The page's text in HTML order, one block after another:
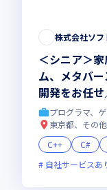
株式会社ソフ
＜シニア＞
ム、メタバ
開発をお任
専門の開発
プログラマ、
東京都、その他
C++
C#
自社サービスあ